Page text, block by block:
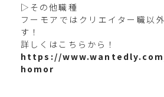
▷その他職種
フーモアではクリエイター職以
す！
詳しくはこちらから！
https://
homor